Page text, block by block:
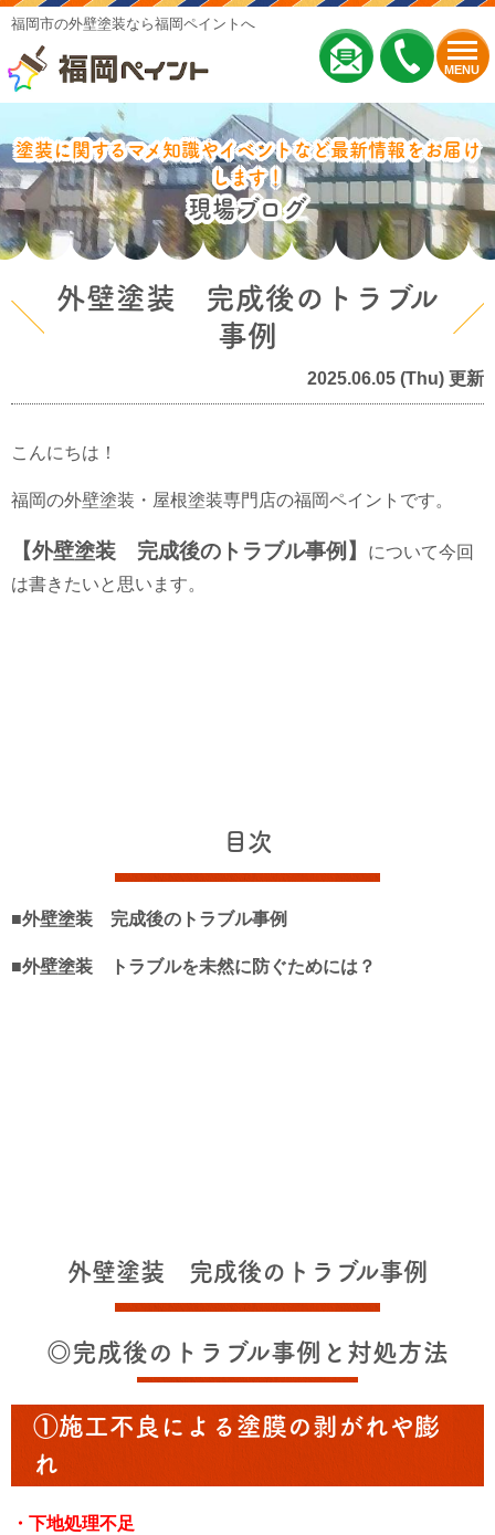
MENU
福岡市の外壁塗装なら福岡ペイントへ
塗装に関するマメ知識やイベントなど最新情報をお届け
します！
現場ブログ
外壁塗装 完成後のトラブル
事例
2025.06.05 (Thu) 更新
こんにちは！
福岡の外壁塗装・屋根塗装専門店の福岡ペイントです。
【外壁塗装 完成後のトラブル事例】
について今回
は書きたいと思います。
目次
■外壁塗装 完成後のトラブル事例
■外壁塗装 トラブルを未然に防ぐためには？
外壁塗装 完成後のトラブル事例
◎完成後のトラブル事例と対処方法
①施工不良による塗膜の剥がれや膨
れ
・下地処理不足